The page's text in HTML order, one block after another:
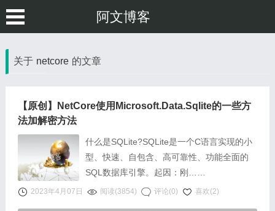
阿文博客
关于 netcore 的文章
【原创】NetCore使用Microsoft.Data.Sqlite的一些方
法加解密方法
什么是SQLite?SQLite是一个C语言实现的小
型、快速、自包含、高可靠性、功能全面的
SQL数据库引擎。起因：刚……
2023年4月07日 阅读(3854) 评论(0) 喜欢(2)